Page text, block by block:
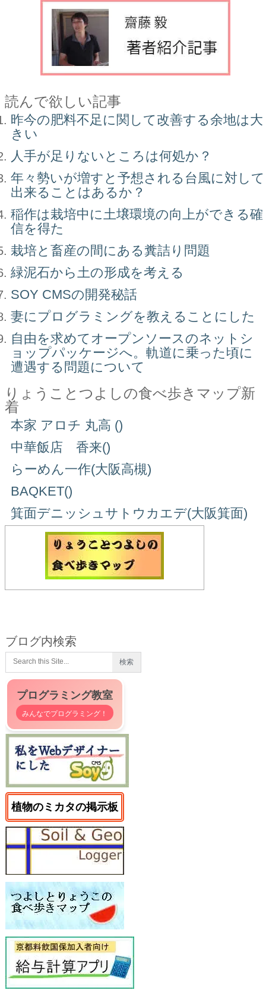
読んで欲しい記事
昨今の肥料不足に関して改善する余地は大
きい
人手が足りないところは何処か？
年々勢いが増すと予想される台風に対して
出来ることはあるか？
稲作は栽培中に土壌環境の向上ができる確
信を得た
栽培と畜産の間にある糞詰り問題
緑泥石から土の形成を考える
SOY CMSの開発秘話
妻にプログラミングを教えることにした
自由を求めてオープンソースのネットシ
ョップパッケージへ。軌道に乗った頃に
遭遇する問題について
りょうことつよしの食べ歩きマップ新
着
本家 アロチ 丸高 ()
中華飯店 香来()
らーめん一作(大阪高槻)
BAQKET()
箕面デニッシュサトウカエデ(大阪箕面)
ブログ内検索
プログラミング教室
みんなでプログラミング！
植物のミカタの掲示板